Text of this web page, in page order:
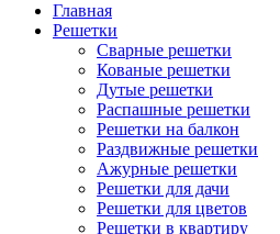
Главная
Решетки
Сварные решетки
Кованые решетки
Дутые решетки
Распашные решетки
Решетки на балкон
Раздвижные решетки
Ажурные решетки
Решетки для дачи
Решетки для цветов
Решетки в квартиру